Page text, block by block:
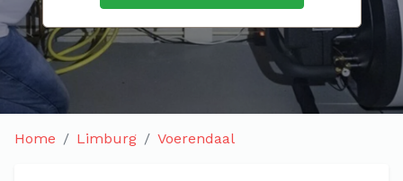
Home Limburg Voerendaal